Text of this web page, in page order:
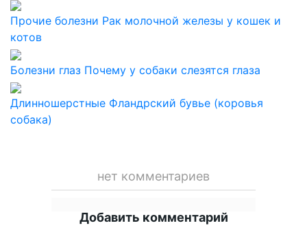
Прочие болезни Рак молочной железы у кошек и
котов
Болезни глаз Почему у собаки слезятся глаза
Длинношерстные Фландрский бувье (коровья
собака)
нет комментариев
Добавить комментарий